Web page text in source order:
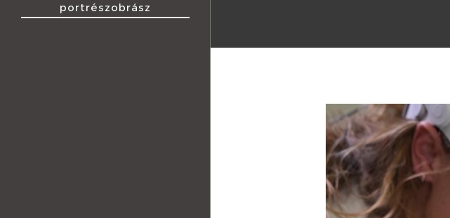
DOMBORMŰVEK
portrészobrász